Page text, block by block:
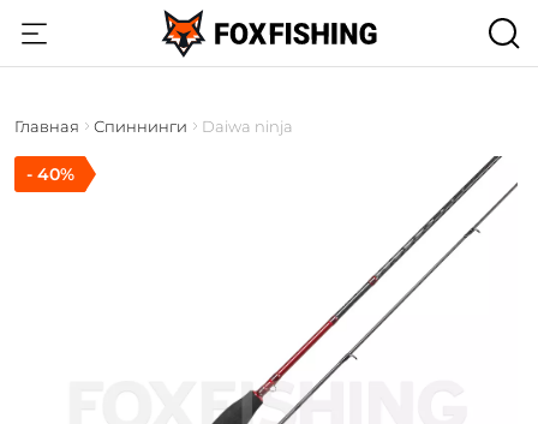
Главная Спиннинги Daiwa ninja
- 40%